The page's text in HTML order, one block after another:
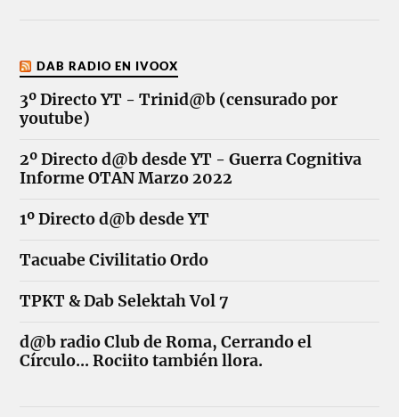
DAB RADIO EN IVOOX
3º Directo YT - Trinid@b (censurado por
youtube)
2º Directo d@b desde YT - Guerra Cognitiva
Informe OTAN Marzo 2022
1º Directo d@b desde YT
Tacuabe Civilitatio Ordo
TPKT & Dab Selektah Vol 7
d@b radio Club de Roma, Cerrando el
Círculo... Rociito también llora.